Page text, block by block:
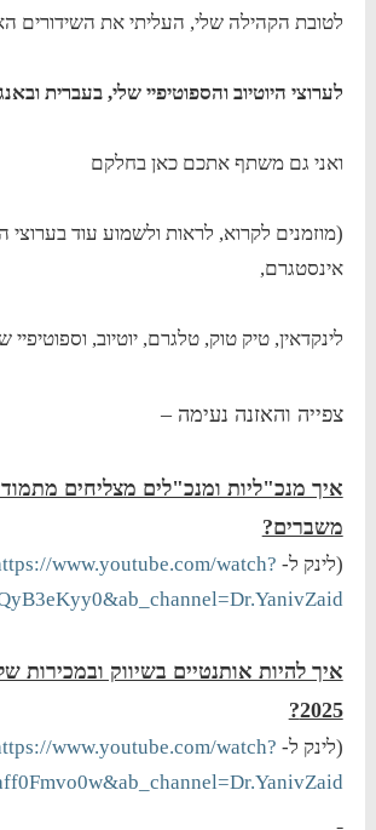
לטובת הקהילה שלי, העליתי את השידורים
לערוצי היוטיוב והספוטיפיי שלי, בעברית
ואני גם משתף אתכם כאן בחלקם
(מוזמנים לקרוא, לראות ולשמוע עוד בערוצי
אינסטגרם,
לינקדאין, טיק טוק, טלגרם, יוטיוב, וספוטיפיי
צפייה והאזנה נעימה –
איך מנכ"ליות ומנכ"לים מצליחים
משברים?
(לינק ל- www.youtube.com/watch?
איך להיות אותנטיים בשיווק ובמכירות
2025?
(לינק ל- www.youtube.com/watch?